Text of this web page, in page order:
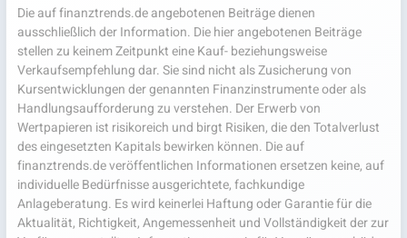
Die auf finanztrends.de angebotenen Beiträge dienen
ausschließlich der Information. Die hier angebotenen Beiträge
stellen zu keinem Zeitpunkt eine Kauf- beziehungsweise
Verkaufsempfehlung dar. Sie sind nicht als Zusicherung von
Kursentwicklungen der genannten Finanzinstrumente oder als
Handlungsaufforderung zu verstehen. Der Erwerb von
Wertpapieren ist risikoreich und birgt Risiken, die den Totalverlust
des eingesetzten Kapitals bewirken können. Die auf
finanztrends.de veröffentlichen Informationen ersetzen keine, auf
individuelle Bedürfnisse ausgerichtete, fachkundige
Anlageberatung. Es wird keinerlei Haftung oder Garantie für die
Aktualität, Richtigkeit, Angemessenheit und Vollständigkeit der zur